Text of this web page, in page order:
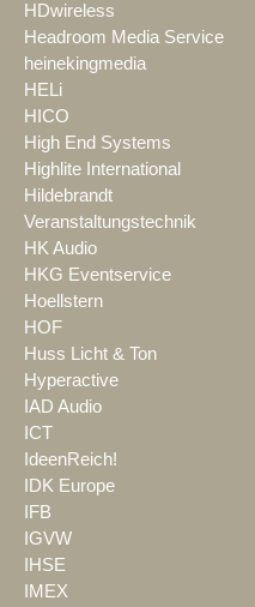
HDwireless
Headroom Media Service
heinekingmedia
HELi
HICO
High End Systems
Highlite International
Hildebrandt
Veranstaltungstechnik
HK Audio
HKG Eventservice
Hoellstern
HOF
Huss Licht & Ton
Hyperactive
IAD Audio
ICT
IdeenReich!
IDK Europe
IFB
IGVW
IHSE
IMEX